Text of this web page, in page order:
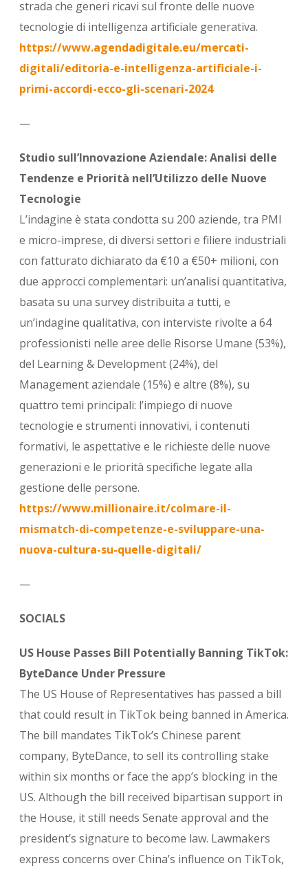
strada che generi ricavi sul fronte delle nuove
tecnologie di intelligenza artificiale generativa.
https://www.agendadigitale.eu/mercati-
digitali/editoria-e-intelligenza-artificiale-i-
primi-accordi-ecco-gli-scenari-2024
—
Studio sull’Innovazione Aziendale: Analisi delle
Tendenze e Priorità nell’Utilizzo delle Nuove
Tecnologie
L’indagine è stata condotta su 200 aziende, tra PMI
e micro-imprese, di diversi settori e filiere industriali
con fatturato dichiarato da €10 a €50+ milioni, con
due approcci complementari: un’analisi quantitativa,
basata su una survey distribuita a tutti, e
un’indagine qualitativa, con interviste rivolte a 64
professionisti nelle aree delle Risorse Umane (53%),
del Learning & Development (24%), del
Management aziendale (15%) e altre (8%), su
quattro temi principali: l’impiego di nuove
tecnologie e strumenti innovativi, i contenuti
formativi, le aspettative e le richieste delle nuove
generazioni e le priorità specifiche legate alla
gestione delle persone.
https://www.millionaire.it/colmare-il-
mismatch-di-competenze-e-sviluppare-una-
nuova-cultura-su-quelle-digitali/
—
SOCIALS
US House Passes Bill Potentially Banning TikTok:
ByteDance Under Pressure
The US House of Representatives has passed a bill
that could result in TikTok being banned in America.
The bill mandates TikTok’s Chinese parent
company, ByteDance, to sell its controlling stake
within six months or face the app’s blocking in the
US. Although the bill received bipartisan support in
the House, it still needs Senate approval and the
president’s signature to become law. Lawmakers
express concerns over China’s influence on TikTok,